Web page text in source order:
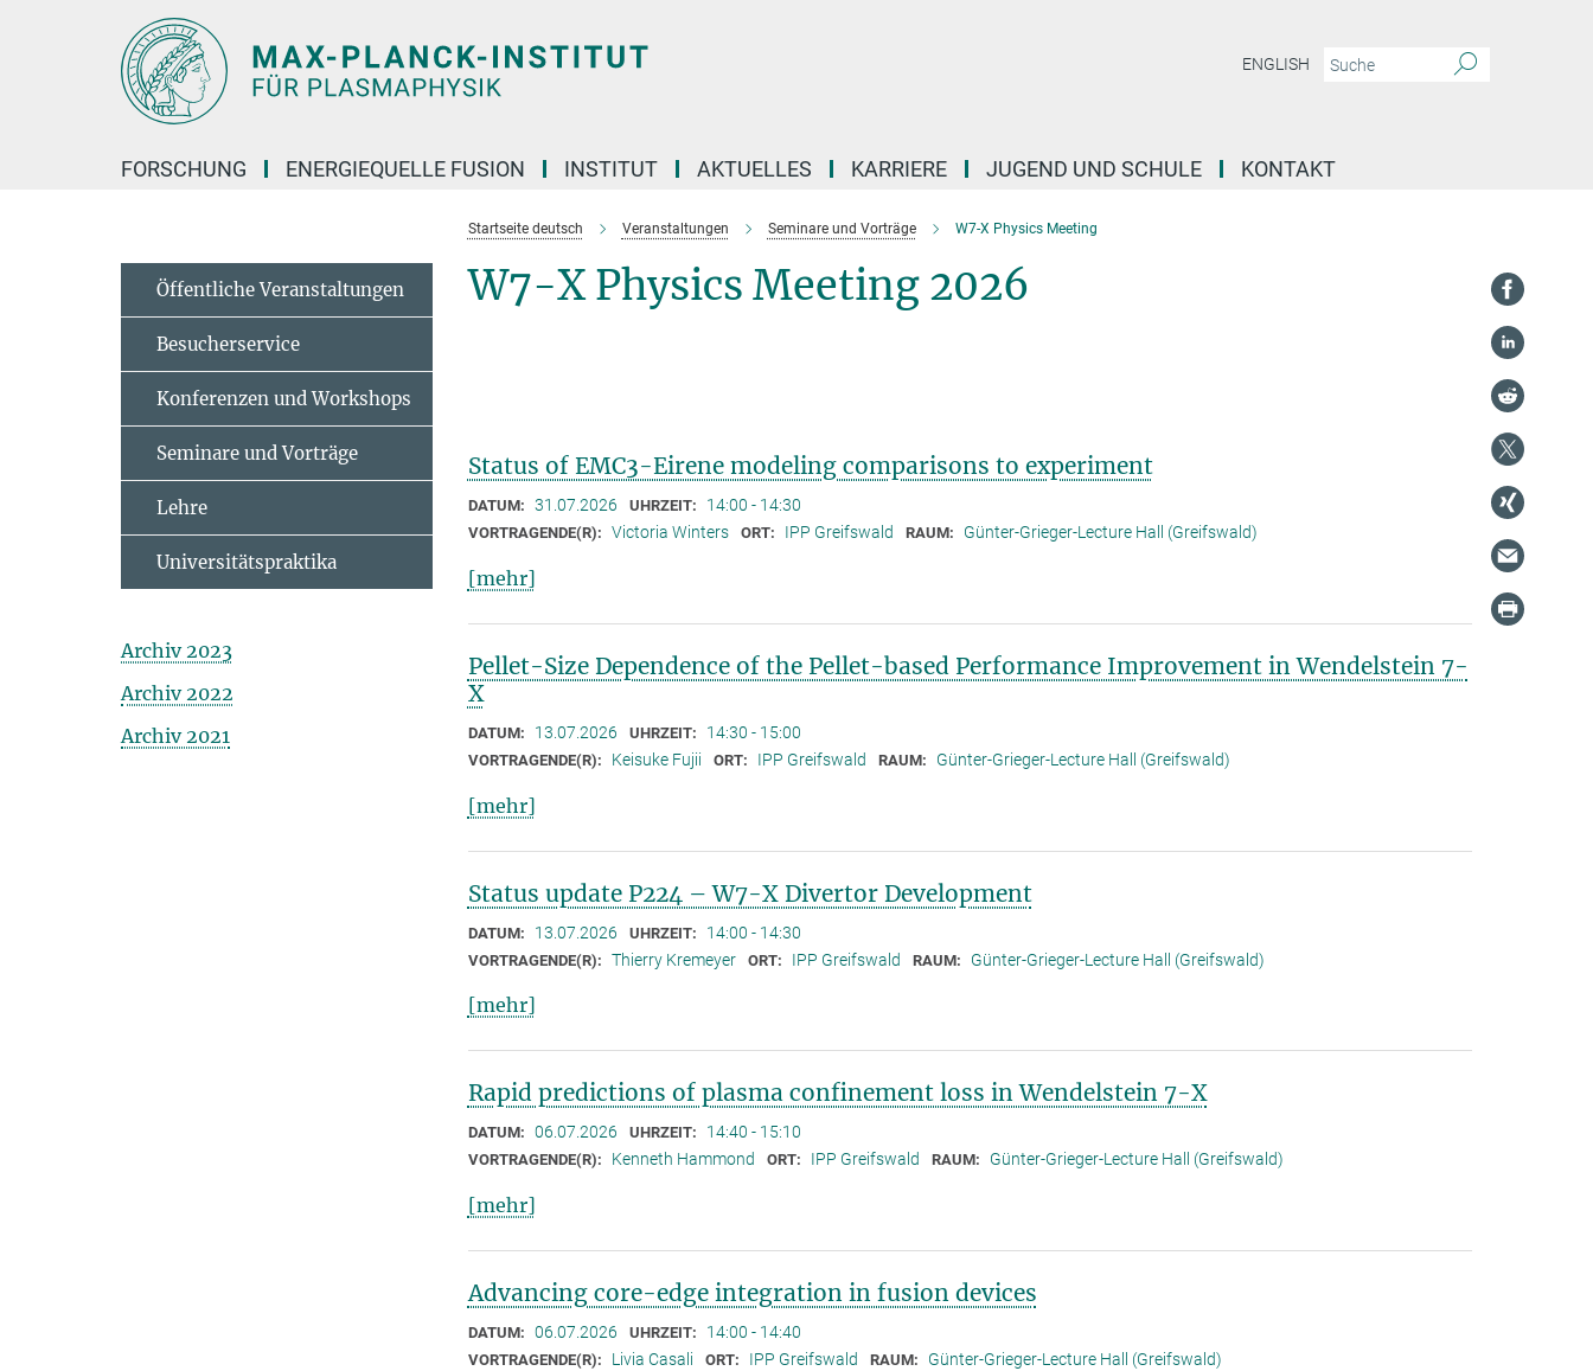
ENGLISH
FORSCHUNG ENERGIEQUELLE FUSION INSTITUT AKTUELLES KARRIERE JUGEND UND SCHULE KONTAKT
Startseite deutsch Veranstaltungen Seminare und Vorträge W7-X Physics Meeting
W7-X Physics Meeting 2026
Status of EMC3-Eirene modeling comparisons to experiment
DATUM: 31.07.2026 UHRZEIT: 14:00 - 14:30
VORTRAGENDE(R): Victoria Winters ORT: IPP Greifswald RAUM: Günter-Grieger-Lecture Hall (Greifswald)
[mehr]
Pellet-Size Dependence of the Pellet-based Performance Improvement in Wendelstein 7-
X
DATUM: 13.07.2026 UHRZEIT: 14:30 - 15:00
VORTRAGENDE(R): Keisuke Fujii ORT: IPP Greifswald RAUM: Günter-Grieger-Lecture Hall (Greifswald)
[mehr]
Status update P224 – W7-X Divertor Development
DATUM: 13.07.2026 UHRZEIT: 14:00 - 14:30
VORTRAGENDE(R): Thierry Kremeyer ORT: IPP Greifswald RAUM: Günter-Grieger-Lecture Hall (Greifswald)
[mehr]
Rapid predictions of plasma confinement loss in Wendelstein 7-X
DATUM: 06.07.2026 UHRZEIT: 14:40 - 15:10
VORTRAGENDE(R): Kenneth Hammond ORT: IPP Greifswald RAUM: Günter-Grieger-Lecture Hall (Greifswald)
[mehr]
Advancing core-edge integration in fusion devices
DATUM: 06.07.2026 UHRZEIT: 14:00 - 14:40
VORTRAGENDE(R): Livia Casali ORT: IPP Greifswald RAUM: Günter-Grieger-Lecture Hall (Greifswald)
Öffentliche Veranstaltungen
Besucherservice
Konferenzen und Workshops
Seminare und Vorträge
Lehre
Universitätspraktika
Archiv 2023
Archiv 2022
Archiv 2021